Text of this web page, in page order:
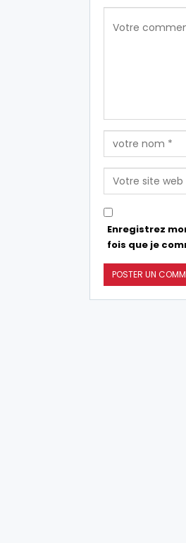
Enregistrez
fois que je